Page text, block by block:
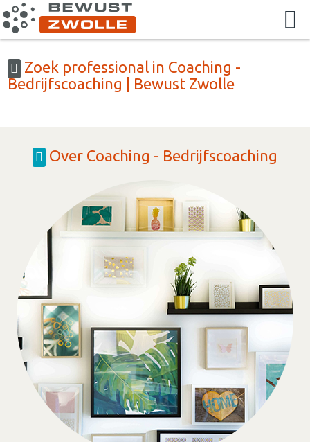
Zoek professional in Coaching -
Bedrijfscoaching | Bewust Zwolle
Over Coaching - Bedrijfscoaching